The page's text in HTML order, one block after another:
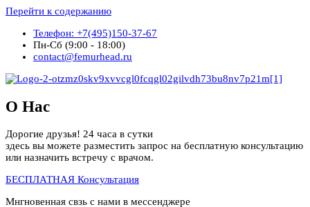
Перейти к содержанию
Телефон: +7(495)150-37-67
Пн-Сб (9:00 - 18:00)
contact@femurhead.ru
О Нас
Дорогие друзья! 24 часа в сутки
здесь вы можете разместить запрос на бесплатную консультацию
или назначить встречу с врачом.
БЕСПЛАТНАЯ Консультация
Мнгновенная свзь с нами в мессенджере